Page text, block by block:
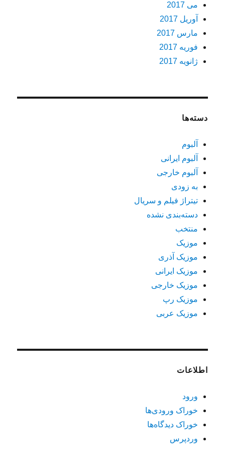
می 2017
آوریل 2017
مارس 2017
فوریه 2017
ژانویه 2017
دسته‌ها
آلبوم
آلبوم ایرانی
آلبوم خارجی
به زودی
تیتراژ فیلم و سریال
دسته‌بندی نشده
منتخب
موزیک
موزیک آذری
موزیک ایرانی
موزیک خارجی
موزیک رپ
موزیک عربی
اطلاعات
ورود
خوراک ورودی‌ها
خوراک دیدگاه‌ها
وردپرس